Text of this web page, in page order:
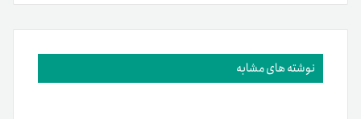
نوشته های مشابه